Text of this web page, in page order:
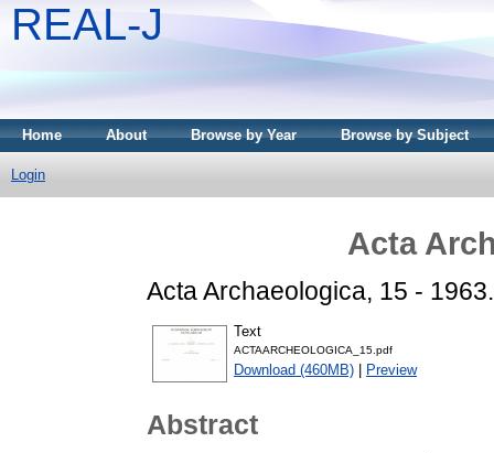
REAL-J
Home About Browse by Year Browse by Subject
Login
Acta
Acta Archaeologica, 15 - 1963.
Text
ACTAARCHEOLOGICA_15.pdf
Download (460MB) Preview
Abstract